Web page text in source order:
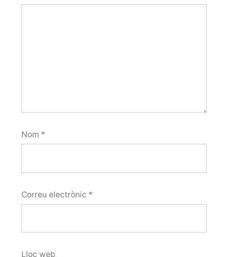
Nom *
Correu electrònic *
Lloc web